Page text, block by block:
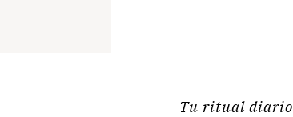
Tu ritual diario